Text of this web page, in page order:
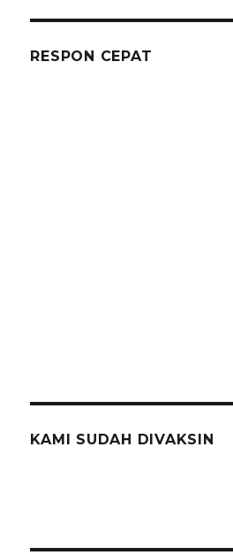
RESPON CEPAT
KAMI SUDAH DIVAKSIN